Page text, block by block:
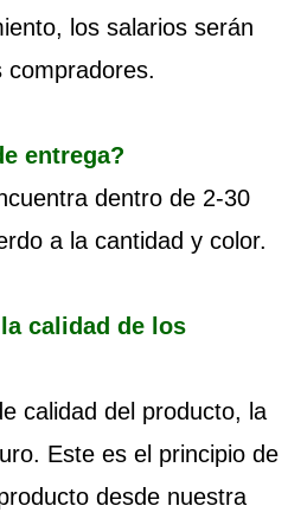
los salarios serán
compradores.
entrega?
dentro de 2-30
a la cantidad y color.
calidad de los
calidad del producto, la
Este es el principio de
desde nuestra